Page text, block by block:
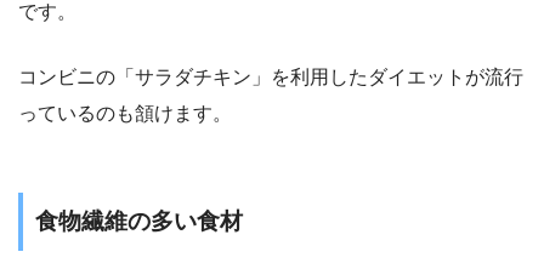
です。
コンビニの「サラダチキン」を利用したダイエットが流行
っているのも頷けます。
食物繊維の多い食材